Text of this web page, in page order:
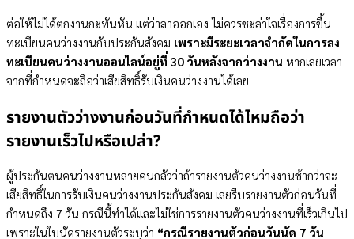
ต่อให้ไม่ได้ตกงานกะทันหัน แต่ว่าลาออกเอง ไม่ควรชะล่าใจเรื่องการขึ้น
ทะเบียนคนว่างงานกับประกันสังคม เพราะมีระยะเวลาจำกัดในการลง
ทะเบียนคนว่างงานออนไลน์อยู่ที่ 30 วันหลังจากว่างงาน หากเลยเวลา
จากที่กำหนดจะถือว่าเสียสิทธิ์รับเงินคนว่างงานได้เลย
รายงานตัวว่างงานก่อนวันที่กำหนดได้ไหมถือว่า
รายงานเร็วไปหรือเปล่า?
ผู้ประกันตนคนว่างงานหลายคนกลัวว่าถ้ารายงานตัวคนว่างงานช้ากว่าจะ
เสียสิทธิ์ในการรับเงินคนว่างงานประกันสังคม เลยรีบรายงานตัวก่อนวันที่
กำหนดถึง 7 วัน กรณีนี้ทำได้และไม่ใช่การรายงานตัวคนว่างงานที่เร็วเกินไป
เพราะในใบนัดรายงานตัวระบุว่า “กรณีรายงานตัวก่อนวันนัด 7 วัน